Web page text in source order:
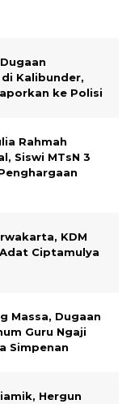
Kalibunder,
ke Polisi
Rahmah
Siswi MTsN 3
KDM
Ciptamulya
Massa, Dugaan
Guru Ngaji
Simpenan
Hergun